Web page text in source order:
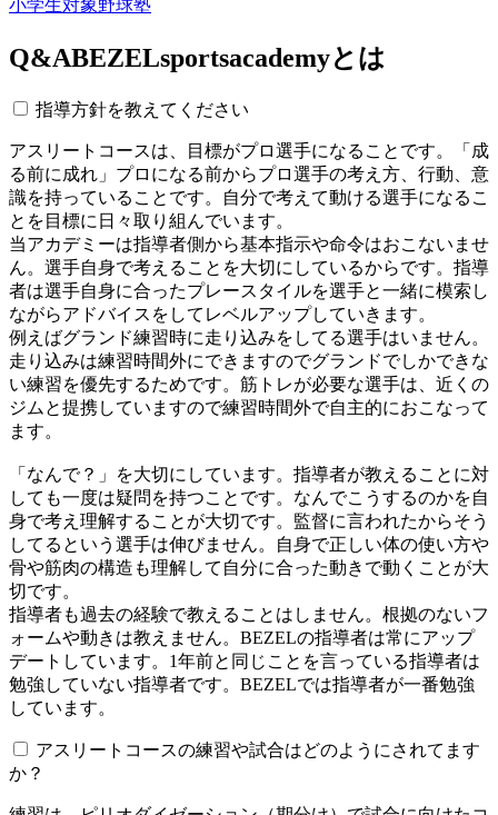
小学生対象野球塾
Q&ABEZELsportsacademyとは
指導方針を教えてください
アスリートコースは、目標がプロ選手になることです。「成
る前に成れ」プロになる前からプロ選手の考え方、行動、意
識を持っていることです。自分で考えて動ける選手になるこ
とを目標に日々取り組んでいます。
当アカデミーは指導者側から基本指示や命令はおこないませ
ん。選手自身で考えることを大切にしているからです。指導
者は選手自身に合ったプレースタイルを選手と一緒に模索し
ながらアドバイスをしてレベルアップしていきます。
例えばグランド練習時に走り込みをしてる選手はいません。
走り込みは練習時間外にできますのでグランドでしかできな
い練習を優先するためです。筋トレが必要な選手は、近くの
ジムと提携していますので練習時間外で自主的におこなって
ます。
「なんで？」を大切にしています。指導者が教えることに対
しても一度は疑問を持つことです。なんでこうするのかを自
身で考え理解することが大切です。監督に言われたからそう
してるという選手は伸びません。自身で正しい体の使い方や
骨や筋肉の構造も理解して自分に合った動きで動くことが大
切です。
指導者も過去の経験で教えることはしません。根拠のないフ
ォームや動きは教えません。BEZELの指導者は常にアップ
デートしています。1年前と同じことを言っている指導者は
勉強していない指導者です。BEZELでは指導者が一番勉強
しています。
アスリートコースの練習や試合はどのようにされてます
か？